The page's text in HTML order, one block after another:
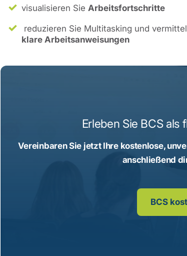
visualisieren Sie Arbeitsfortschritte
reduzieren Sie Multitasking und
klare Arbeitsanweisungen
Erleben Sie BCS als
Vereinbaren Sie jetzt Ihre kostenlose,
anschließend
BCS